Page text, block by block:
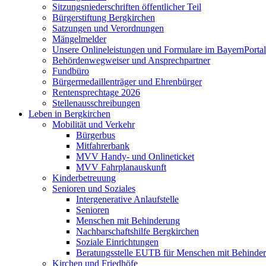
Sitzungsniederschriften öffentlicher Teil
Bürgerstiftung Bergkirchen
Satzungen und Verordnungen
Mängelmelder
Unsere Onlineleistungen und Formulare im BayernPortal
Behördenwegweiser und Ansprechpartner
Fundbüro
Bürgermedaillenträger und Ehrenbürger
Rentensprechtage 2026
Stellenausschreibungen
Leben in Bergkirchen
Mobilität und Verkehr
Bürgerbus
Mitfahrerbank
MVV Handy- und Onlineticket
MVV Fahrplanauskunft
Kinderbetreuung
Senioren und Soziales
Intergenerative Anlaufstelle
Senioren
Menschen mit Behinderung
Nachbarschaftshilfe Bergkirchen
Soziale Einrichtungen
Beratungsstelle EUTB für Menschen mit
Kirchen und Friedhöfe